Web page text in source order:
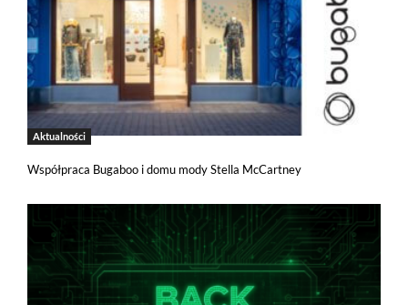
Aktualności
Współpraca Bugaboo i domu mody Stella McCartney